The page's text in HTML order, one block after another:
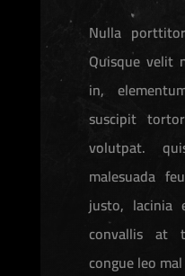
Nulla
Quisque velit
in,
suscipit
volutpat.
malesuada
justo, lacinia
convallis at
congue leo mal